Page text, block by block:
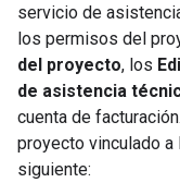
servicio de
los permisos del
del proyecto, los
de asistencia
cuenta de
proyecto vinculado a
siguiente: